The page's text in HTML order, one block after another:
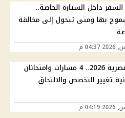
داخل السيارة الخاصة..
بها ومتى تتحول إلى مخالفة
البكالوريا المصرية 2026.. 4 مسارات وامتحانان
تغيير التخصص والالتحاق